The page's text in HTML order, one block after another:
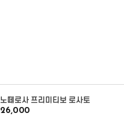
노떼로사 프리미티보 로사토
26,000